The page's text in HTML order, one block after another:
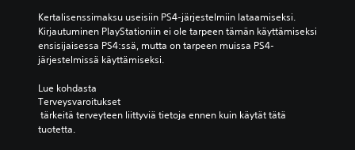
Kertalisenssimaksu useisiin PS4-järjestelmiin lataamiseksi.
Kirjautuminen PlayStationiin ei ole tarpeen tämän käyttämiseksi
ensisijaisessa PS4:ssä, mutta on tarpeen muissa PS4-
järjestelmissä käyttämiseksi.
Lue kohdasta
Terveysvaroitukset
tuotetta.